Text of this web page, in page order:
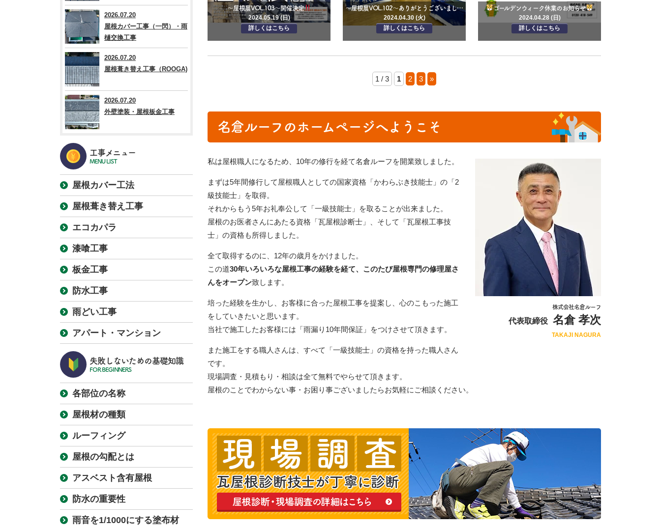
～屋根展VOL.103～開催決定
2024.05.19 (日)
詳しくはこちら
～屋根展VOL.102～ありがとうございました
2024.04.30 (火)
詳しくはこちら
ゴールデンウィーク休業のお知らせ
2024.04.28 (日)
詳しくはこちら
1 / 3 1 2 3 »
名倉ルーフのホームページへようこそ
株式会社名倉ルーフ
代表取締役 名倉 孝次
TAKAJI NAGURA
私は屋根職人になるため、10年の修行を経て名倉ルーフを開業致しました。
まずは5年間修行して屋根職人としての国家資格「かわらぶき技能士」の「2
級技能士」を取得。
それからもう5年お礼奉公して「一級技能士」を取ることが出来ました。
屋根のお医者さんにあたる資格「瓦屋根診断士」、そして「瓦屋根工事技
士」の資格も所得しました。
全て取得するのに、12年の歳月をかけました。
この道30年いろいろな屋根工事の経験を経て、このたび屋根専門の修理屋さ
んをオープン致します。
培った経験を生かし、お客様に合った屋根工事を提案し、心のこもった施工
をしていきたいと思います。
当社で施工したお客様には「雨漏り10年間保証」をつけさせて頂きます。
また施工をする職人さんは、すべて「一級技能士」の資格を持った職人さん
です。
現場調査・見積もり・相談は全て無料でやらせて頂きます。
屋根のことでわからない事・お困り事ございましたらお気軽にご相談ください。
2026.07.20
屋根カバー工事（一閃）・雨
樋交換工事
2026.07.20
屋根葺き替え工事（ROOGA)
2026.07.20
外壁塗装・屋根板金工事
工事メニュー
MENU LIST
屋根カバー工法
屋根葺き替え工事
エコカパラ
漆喰工事
板金工事
防水工事
雨どい工事
アパート・マンション
失敗しないための基礎知識
FOR BEGINNERS
各部位の名称
屋根材の種類
ルーフィング
屋根の勾配とは
アスベスト含有屋根
防水の重要性
雨音を1/1000にする塗布材